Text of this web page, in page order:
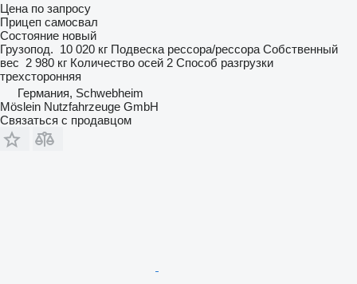
Цена по запросу
Прицеп самосвал
Состояние новый
Грузопод. 10 020 кг Подвеска рессора/рессора Собственный
вес 2 980 кг Количество осей 2 Способ разгрузки
трехсторонняя
Германия, Schwebheim
Möslein Nutzfahrzeuge GmbH
Связаться с продавцом